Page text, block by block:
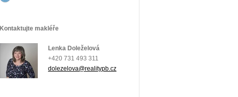
Kontaktujte makléře
Lenka Doleželová
+420 731 493 311
dolezelova@realitypb.cz